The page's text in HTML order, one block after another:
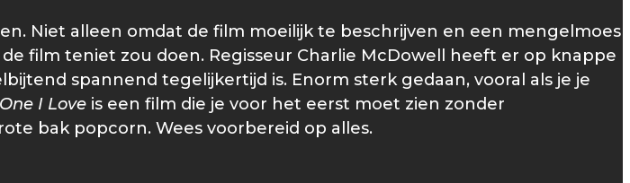
Niet alleen omdat de film moeilijk te beschrijven en een mengelmoes
film teniet zou doen. Regisseur Charlie McDowell heeft er op knappe
spannend tegelijkertijd is. Enorm sterk gedaan, vooral als je je
I Love is een film die je voor het eerst moet zien zonder
bak popcorn. Wees voorbereid op alles.